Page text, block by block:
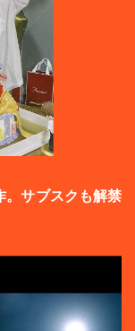
。サブスクも解禁